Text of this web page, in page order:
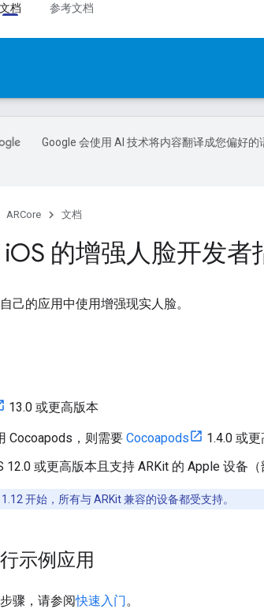
文档 参考文档
Google 会使用 AI 技术将内容翻译成您偏好
ARCore 文档
OS 的增强人脸开发者
己的应用中使用增强现实人脸。
13.0 或更高版本
Cocoapods，则需要 Cocoapods
1.4.0 或
12.0 或更高版本且支持 ARKit 的 Apple 设备
开始，所有与 ARKit 兼容的设备都受支持。
示例应用
骤，请参阅快速入门。